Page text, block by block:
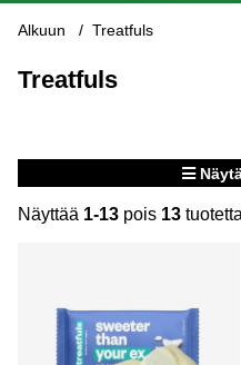
Alkuun Treatfuls
Treatfuls
Näyttää 1-13 pois 13 tuotetta